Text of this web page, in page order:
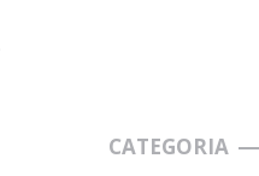
CATEGORIA